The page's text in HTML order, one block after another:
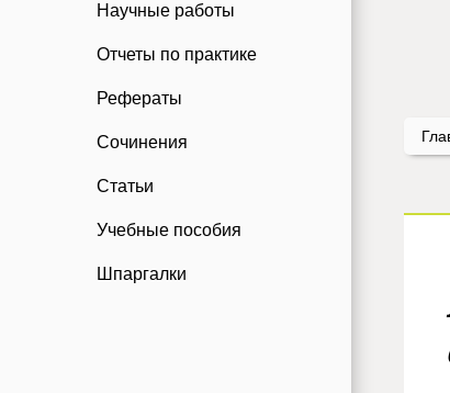
Научные работы
Отчеты по практике
Рефераты
Сочинения
Статьи
Учебные пособия
Шпаргалки